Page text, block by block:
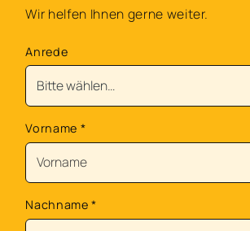
Wir helfen Ihnen gerne weiter.
Anrede
Vorname *
Nachname*